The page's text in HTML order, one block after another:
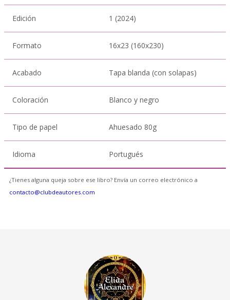
Edición 1 (2024)
Formato 16x23 (160x230)
Acabado Tapa blanda (con solapas)
Coloración Blanco y negro
Tipo de papel Ahuesado 80g
Idioma Portugués
¿Tienes alguna queja sobre ese libro? Envía un correo electrónico a
contacto@clubdeautores.com